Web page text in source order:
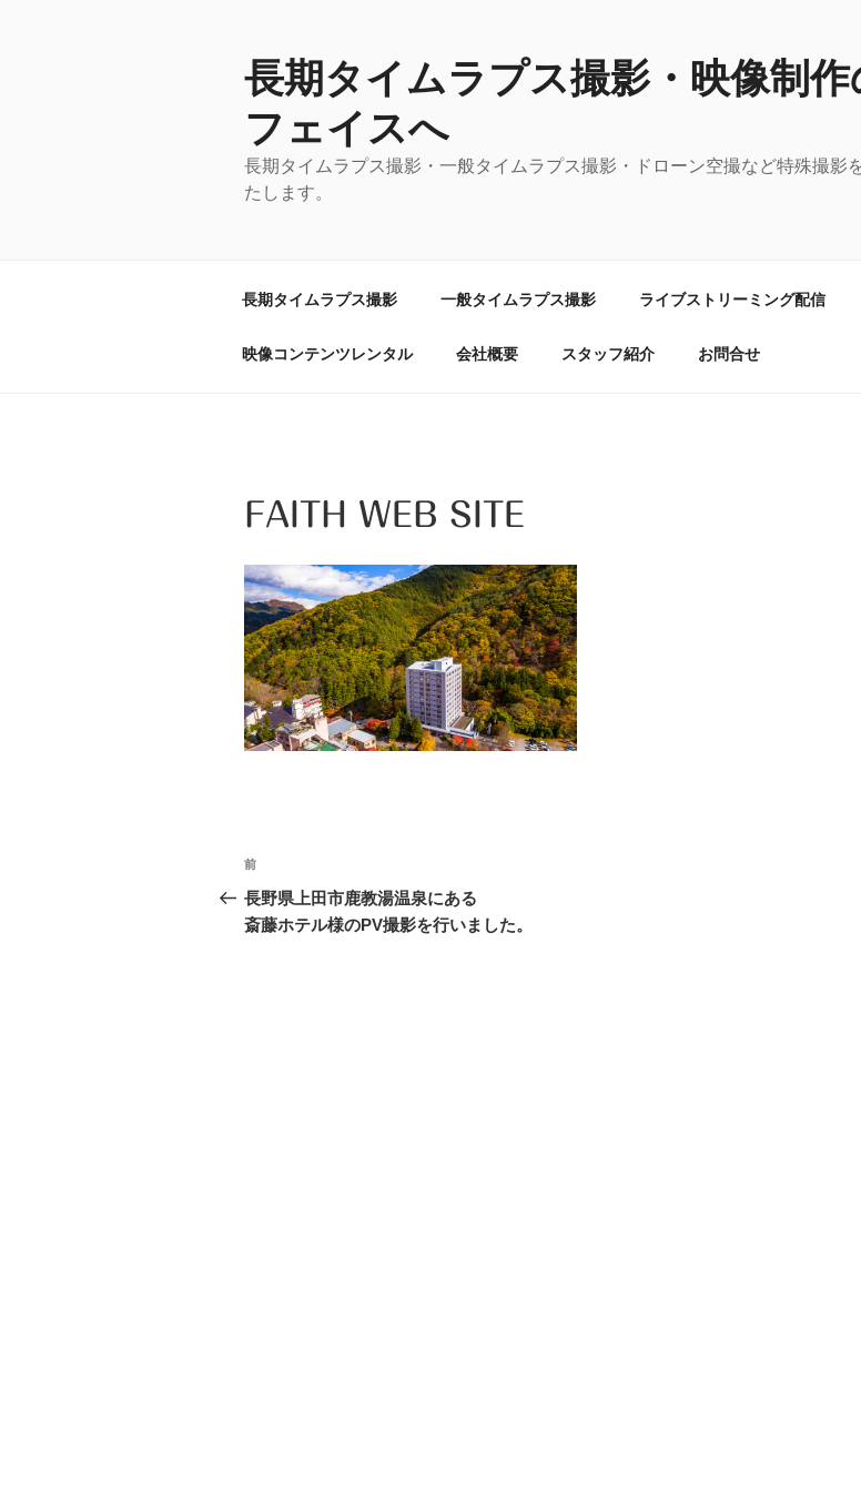
長期タイムラプス撮影・映像制
フェイスへ
長期タイムラプス撮影・一般タイムラプス撮影・ドローン空撮など特殊撮影
たします。
長期タイムラプス撮影 一般タイムラプス撮影 ライブストリーミング配信
映像コンテンツレンタル 会社概要 スタッフ紹介 お問合せ
FAITH WEB SITE
投
稿
ナ
前
の
投
前
長野県上田市鹿教湯温泉にある
斎藤ホテル様のPV撮影を行いました。